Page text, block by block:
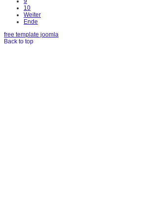
10
Weiter
Ende
free template joomla
Back to top